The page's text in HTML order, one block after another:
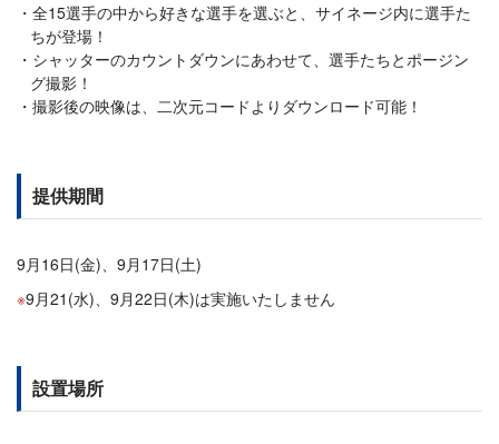
全15選手の中から好きな選手を選ぶと、サイネージ内に選手た
ちが登場！
シャッターのカウントダウンにあわせて、選手たちとポージン
グ撮影！
撮影後の映像は、二次元コードよりダウンロード可能！
提供期間
9月16日(金)、9月17日(土)
9月21(水)、9月22日(木)は実施いたしません
設置場所